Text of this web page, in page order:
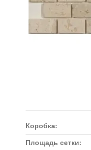
Коробка:
Площадь сетки: